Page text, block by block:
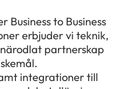
Business to Business
erbjuder vi teknik,
partnerskap
integrationer till